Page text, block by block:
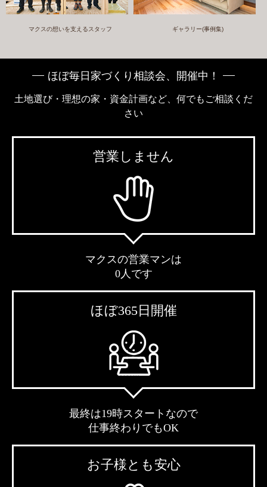
マクスの想いを支えるスタッフ ギャラリー(事例集)
ほぼ毎日家づくり相談会、開催中！
土地選び・理想の家・資金計画など、何でもご相談くだ
さい
営業しません
マクスの営業マンは
0人です
ほぼ365日開催
最終は19時スタートなので
仕事終わりでもOK
お子様とも安心